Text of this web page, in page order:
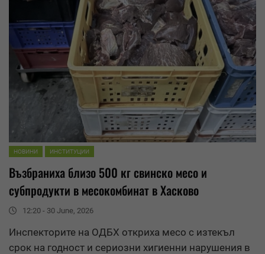
НОВИНИ ИНСТИТУЦИИ
Възбраниха близо 500 кг свинско месо и
субпродукти в месокомбинат в Хасково
12:20 - 30 June, 2026
Инспекторите на ОДБХ откриха месо с изтекъл
срок на годност и сериозни хигиенни нарушения в